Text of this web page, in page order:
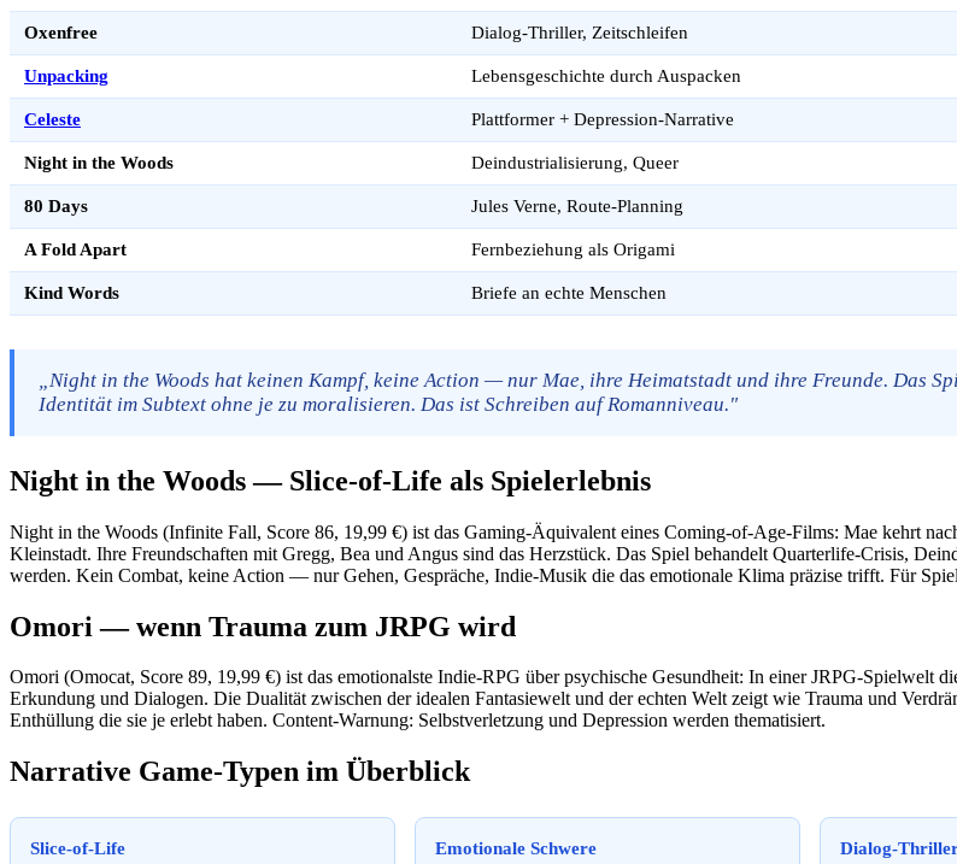
Oxenfree Dialog-Thriller, Zeitschleifen
Unpacking Lebensgeschichte durch Auspacken
Celeste Plattformer + Depression-Narrative
Night in the Woods Deindustrialisierung, Queer
80 Days Jules Verne, Route-Planning
A Fold Apart Fernbeziehung als Origami
Kind Words Briefe an echte Menschen
„Night in the Woods hat keinen Kampf, keine Action — nur Mae, ihre Heimatstadt und ihre Freunde. Das
Identität im Subtext ohne je zu moralisieren. Das ist Schreiben auf Romanniveau."
Night in the Woods — Slice-of-Life als Spielerlebnis
Night in the Woods (Infinite Fall, Score 86, 19,99 €) ist das Gaming-Äquivalent eines Coming-of-Age-Films: Mae kehrt
Kleinstadt. Ihre Freundschaften mit Gregg, Bea und Angus sind das Herzstück. Das Spiel behandelt Quarterlife-Crisis,
werden. Kein Combat, keine Action — nur Gehen, Gespräche, Indie-Musik die das emotionale Klima präzise trifft. Für
Omori — wenn Trauma zum JRPG wird
Omori (Omocat, Score 89, 19,99 €) ist das emotionalste Indie-RPG über psychische Gesundheit: In einer JRPG-
Erkundung und Dialogen. Die Dualität zwischen der idealen Fantasiewelt und der echten Welt zeigt wie Trauma und
Enthüllung die sie je erlebt haben. Content-Warnung: Selbstverletzung und Depression werden thematisiert.
Narrative Game-Typen im Überblick
Slice-of-Life Emotionale Schwere Dialog-